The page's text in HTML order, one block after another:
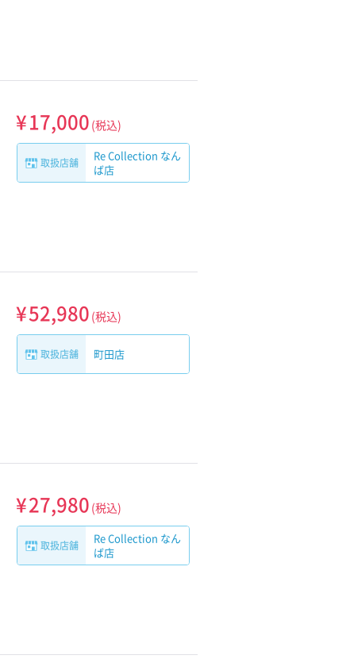
¥17,000 (税込)
取扱店舗
Re Collection なん
ば店
¥52,980 (税込)
取扱店舗 町田店
¥27,980 (税込)
取扱店舗
Re Collection なん
ば店